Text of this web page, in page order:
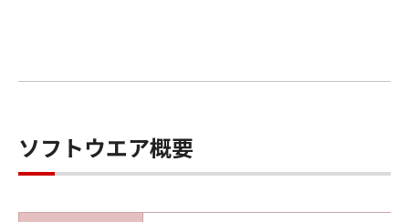
Inc./30-2, Shimomaruko 3-chome, Ohta-ku,
Tokyo 146-8501, Japan.
ソフトウエア概要